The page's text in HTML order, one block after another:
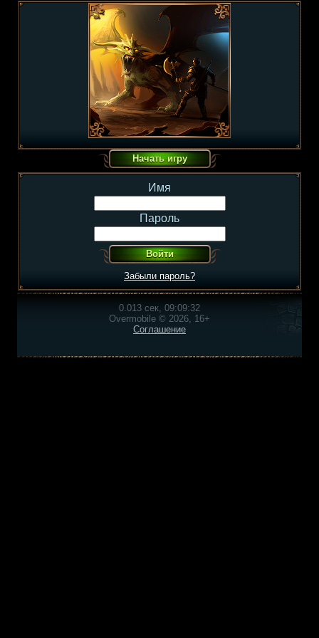
Имя
Пароль
Забыли пароль?
0.013 сек, 09:09:32
Overmobile © 2026, 16+
Соглашение